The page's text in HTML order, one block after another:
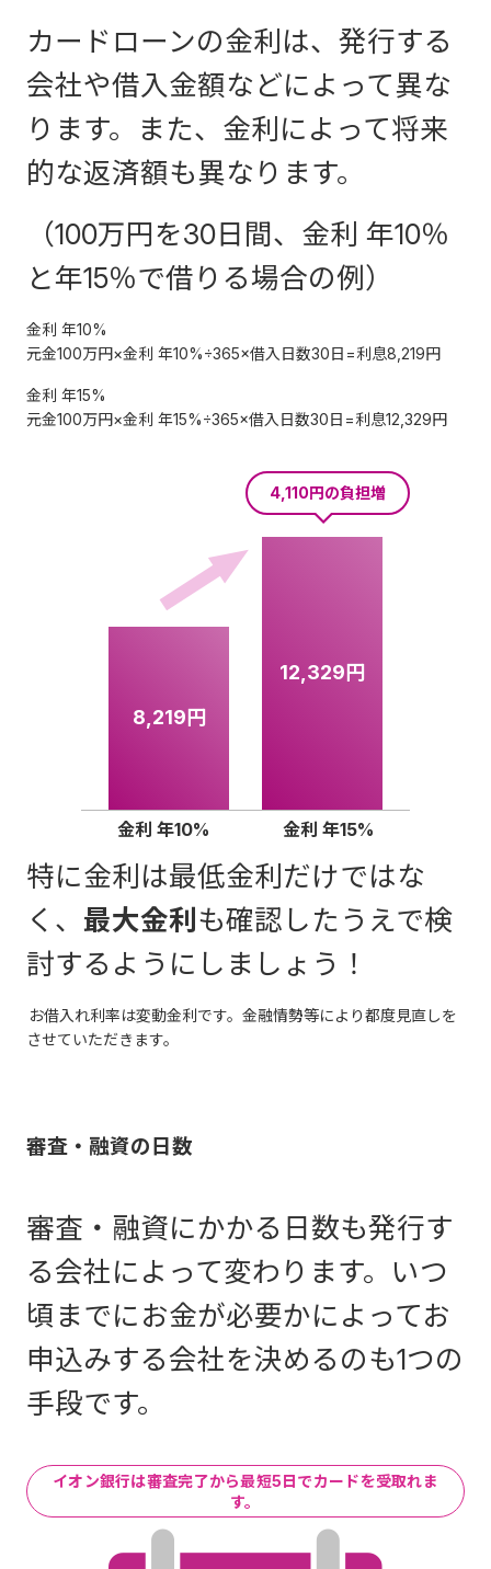
24時間365日、手数料無料
利用いただけます。
カードローンまたは
お引出しをご選択
後、画面の案内に従
ってお取引きをして
ご利用可能時間はATM設置先の営業時
スによりご利用いただけない時間帯が
コンビニATMのイーネット、ロ
ーソンATMで24時間365日、手
でご利用いただけま
ご選択後、画面の案内に従って
お取引きをしてください。
ご利用可能時間はATM設置先の営業時間内となります。シ
提携金融機関のATMで！
ご利用いただける金融機関は以
下になります。お引出しをご選
択後、画面の案内に従ってお取
引きをしてください。
料無料です。
料無料です。
祝日を除く土曜日9:00〜
14:00は手数料無料です。
審査結果により、ご希望の限度額より低い限度額を設定さ
せていただく場合があります
500万円～590万円：年3.8%～7.8%、600万円～790万
円：年3.8%～5.8%、800万円：年3.8%
10万円単位のお借入限度額設定
2026年1月1日現在
たとえば3万円を5日間借りた場
合の利息は、わずか
お給料日の5日前に3万円を借り
て、5日後に全額返済した場合
×11.8％＝3,540円／年
3,540円÷365日＝9.6円／日
5日間＝
365日いつでもお申込みいた
STEP2
本人確認書類ご提出
専用マイページから、必要書
類をアップロード
STEP3
メールで審査結果をご連絡
ご本人さまのみカードをお受
取りいただけます（受取人確
認サポート）
*1上記期間は最短での日数となります。状況によってはお
受取りまでお日にちがかかる場合がございますので、あら
かじめご了承ください。
お申込み手続きには、必ずメールアドレスが必要です。
お借入れ可能となるのは、ローンカード到着後となりま
す。
用できます。
・審査結果完了のお知らせメールにて、ご案内している
専用マイページよりお申込みください。
・お振込み予定日が土日・祝日の場合は、翌営業日のお
振込みになります。
さまのお名前とご住所を運転免許証等で、受取人さまとお
申込み者が同一人物か確認して配達する佐川急便株式会社
の宅配サービスです。
一部地域（離島など）ではお電話でご連絡の上、日本郵便
越残高
5万円以下
1千円（ただ
し、約定返済
日の貸越残高
が1千円未満の
場合は貸越残
す。）
5万円超10万
40万円超250
場合、1万円。
すごとに1千円
を追加
250万円超
350万円以下
3万5千円
350万円超
2025年4月20日までにお取引開始のお客さまは、2025年6
翌月の約定返済日から新返済額が適用となります。
詳細はこちらのお知らせをご確認ください。
カードローン約定返済額変更について
カードローン商品別 返済額一覧
例）100万円お借入の場合
ご返済日までに、ご指定の返済口座（イオン銀行普通預金
口座または他金融機関普通預金口座）にご返済資金をご準
備ください。借入残高が返済額に満たない場合は、お借入
元利全金額が返済額となります。
カードローンの金利は、発行する
会社や借入金額などによって異な
ります。また、金利によって将来
的な返済額も異なります。
（100万円を30日間、金利 年10％
と年15％で借りる場合の例）
金利 年10%
元金100万円×金利 年10%÷365×借入日数30日=利息8,219円
金利 年15%
元金100万円×金利 年15%÷365×借入日数30日=利息12,329円
4,110円の負担増
8,219円
12,329円
金利 年10% 金利 年15%
特に金利は最低金利だけではな
く、 最大金利 も確認したうえで検
討するようにしましょう！
お借入れ利率は変動金利です。金融情勢等により都度見直しを
させていただきます。
審査・融資の日数
審査・融資にかかる日数も発行す
る会社によって変わります。いつ
頃までにお金が必要かによってお
申込みする会社を決めるのも1つの
手段です。
イオン銀行は審査完了から最短5日でカードを受取れま
す。